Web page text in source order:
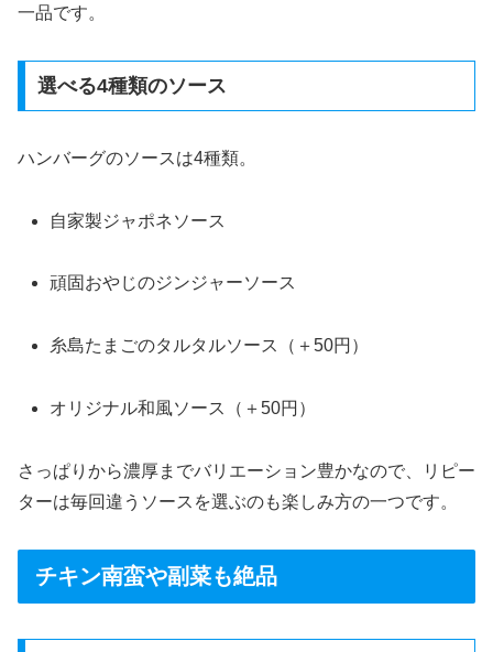
一品です。
選べる4種類のソース
ハンバーグのソースは4種類。
自家製ジャポネソース
頑固おやじのジンジャーソース
糸島たまごのタルタルソース（＋50円）
オリジナル和風ソース（＋50円）
さっぱりから濃厚までバリエーション豊かなので、リピー
ターは毎回違うソースを選ぶのも楽しみ方の一つです。
チキン南蛮や副菜も絶品